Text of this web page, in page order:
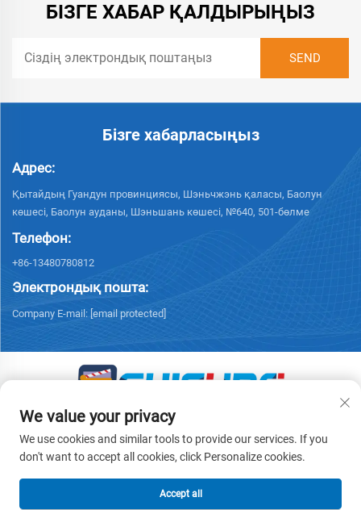
БІЗГЕ ХАБАР ҚАЛДЫРЫҢЫЗ
Бізге хабарласыңыз
Адрес:
Қытайдың Гуандун провинциясы, Шэньчжэнь қаласы, Баолун
көшесі, Баолун ауданы, Шэньшань көшесі, №640, 501-бөлме
Телефон:
+86-13480780812
Электрондық пошта:
Company E-mail: [email protected]
© 2026 «Чисун Интеллидженс Текнолоджи (Шэньчжэнь) Ко.,
Лимитед» барлық құқықтар қорғалған. -Жеке деректерді қорғау
саясаты
We value your privacy
We use cookies and similar tools to provide our services. If you
don't want to accept all cookies, click Personalize cookies.
Accept all